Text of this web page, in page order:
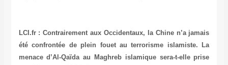
LCI.fr : Contrairement aux Occidentaux, la Chine n’a jamais
été confrontée de plein fouet au terrorisme islamiste. La
menace d’Al-Qaïda au Maghreb islamique sera-t-elle prise